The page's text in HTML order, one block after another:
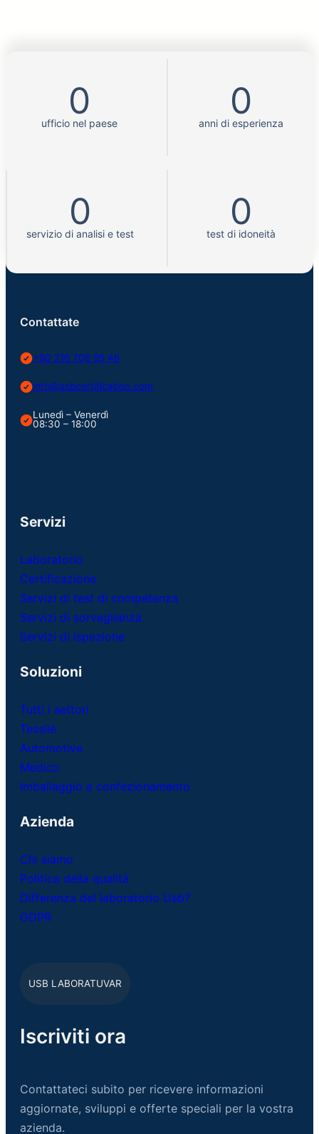
0
ufficio nel paese
0
anni di esperienza
0
servizio di analisi e test
0
test di idoneità
Contattate
+90 216 706 95 46
info@usbcertification.com
Lunedì – Venerdì
08:30 – 18:00
Servizi
Laboratorio
Certificazione
Servizi di test di competenza
Servizi di sorveglianza
Servizi di ispezione
Soluzioni
Tutti i settori
Tessile
Automotive
Medico
Imballaggio e confezionamento
Azienda
Chi siamo
Politica della qualità
Differenza del laboratorio Usb?
GDPR
USB LABORATUVAR
Iscriviti ora
Contattateci subito per ricevere informazioni
aggiornate, sviluppi e offerte speciali per la vostra
azienda.